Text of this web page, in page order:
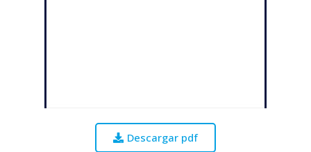
Descargar pdf